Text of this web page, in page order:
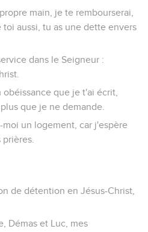
main, je te rembourserai,
aussi, tu as une dette envers
dans le Seigneur :
que je t'ai écrit,
que je ne demande.
moi un logement, car j'espère
de détention en Jésus-Christ,
Démas et Luc, mes